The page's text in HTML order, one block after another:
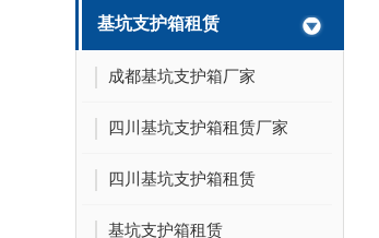
基坑支护箱租赁
成都基坑支护箱厂家
四川基坑支护箱租赁厂家
四川基坑支护箱租赁
基坑支护箱租赁